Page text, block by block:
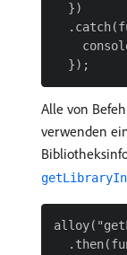
  })
Alle von
verwenden